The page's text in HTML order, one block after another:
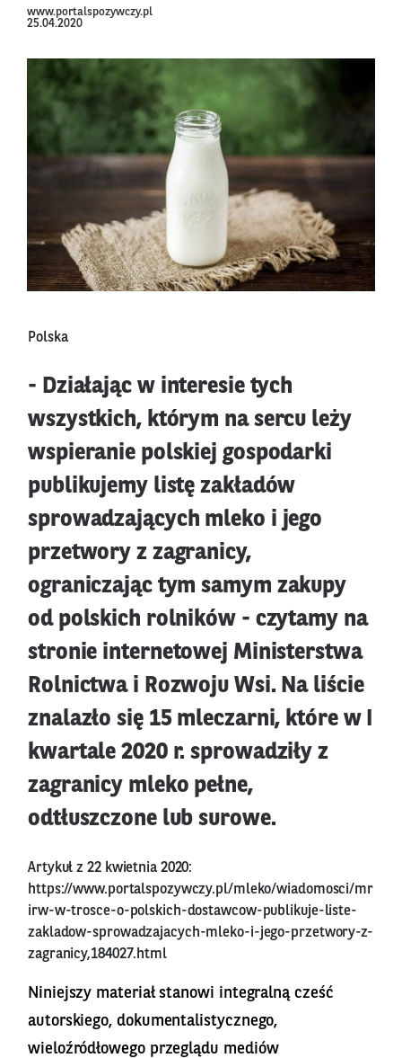
www.portalspozywczy.pl
25.04.2020
Polska
- Działając w interesie tych
wszystkich, którym na sercu leży
wspieranie polskiej gospodarki
publikujemy listę zakładów
sprowadzających mleko i jego
przetwory z zagranicy,
ograniczając tym samym zakupy
od polskich rolników - czytamy na
stronie internetowej Ministerstwa
Rolnictwa i Rozwoju Wsi. Na liście
znalazło się 15 mleczarni, które w I
kwartale 2020 r. sprowadziły z
zagranicy mleko pełne,
odtłuszczone lub surowe.
Artykuł z 22 kwietnia 2020:
https://www.portalspozywczy.pl/mleko/wiadomosci/mr
irw-w-trosce-o-polskich-dostawcow-publikuje-liste-
zakladow-sprowadzajacych-mleko-i-jego-przetwory-z-
zagranicy,184027.html
Niniejszy materiał stanowi integralną cześć
autorskiego, dokumentalistycznego,
wieloźródłowego przeglądu mediów